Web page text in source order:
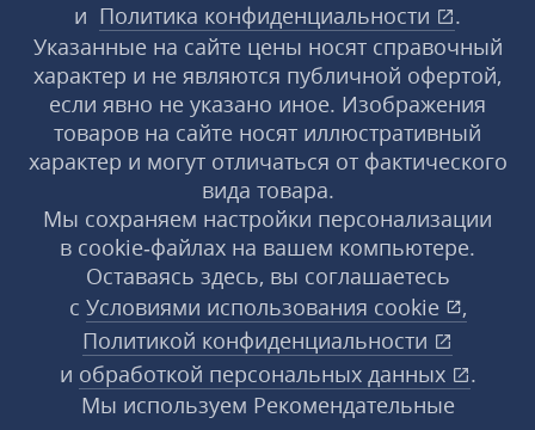
и Политика конфиденциальности
.
Указанные на сайте цены носят справочный
характер и не являются публичной офертой,
если явно не указано иное. Изображения
товаров на сайте носят иллюстративный
характер и могут отличаться от фактического
вида товара.
Мы сохраняем настройки персонализации
в cookie‑файлах на вашем компьютере.
Оставаясь здесь, вы соглашаетесь
с Условиями использования cookie
,
Политикой конфиденциальности
и обработкой персональных данных
.
Мы используем Рекомендательные